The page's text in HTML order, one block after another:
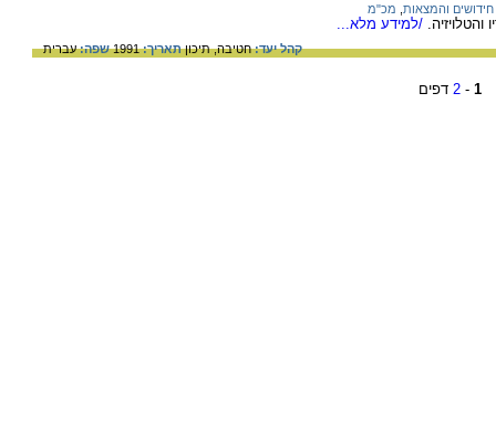
חידושים והמצאות מכ"מ
/למידע מלא...
קהל יעד:חטיבה,תיכוןתאריך:1991 שפה:עברית
1
-
2 דפים